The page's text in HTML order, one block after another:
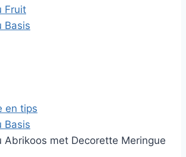
Fruit
Basis
en tips
Basis
Abrikoos met Decorette Meringue